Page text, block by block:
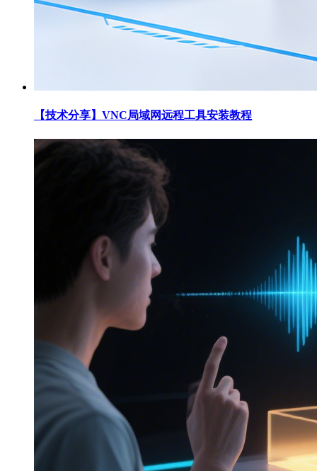
【技术分享】VNC局域网远程工具安装教程